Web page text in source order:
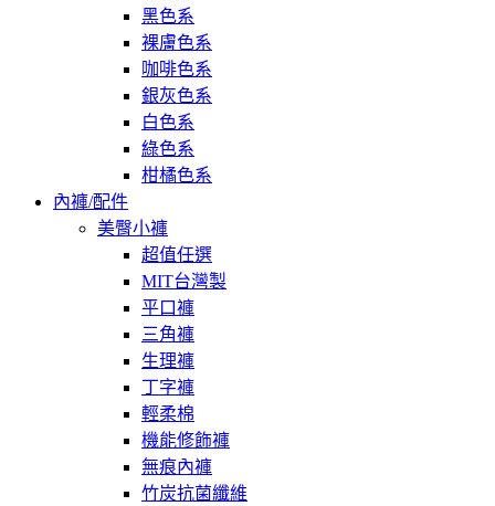
黑色系
裸膚色系
咖啡色系
銀灰色系
白色系
綠色系
柑橘色系
內褲/配件
美臀小褲
超值任選
MIT台灣製
平口褲
三角褲
生理褲
丁字褲
輕柔棉
機能修飾褲
無痕內褲
竹炭抗菌纖維